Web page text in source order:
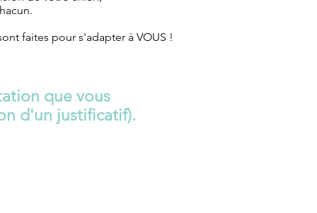
faites pour s'adapter à VOUS !
que vous
d'un justificatif).